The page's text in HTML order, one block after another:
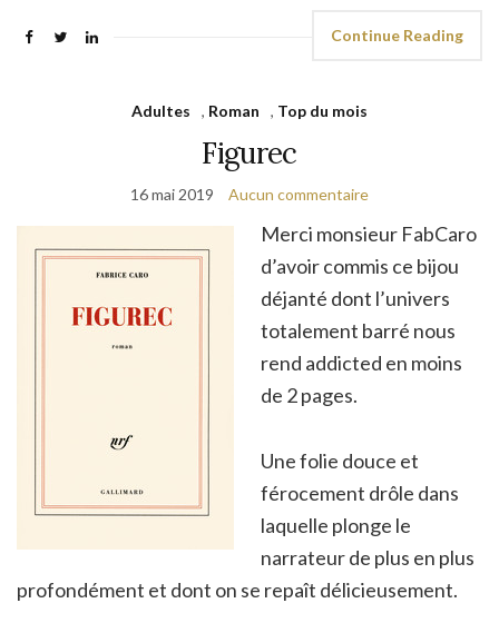
Continue Reading
Adultes , Roman , Top du mois
Figurec
16 mai 2019 Aucun commentaire
Merci monsieur FabCaro
d’avoir commis ce bijou
déjanté dont l’univers
totalement barré nous
rend addicted en moins
de 2 pages.
Une folie douce et
férocement drôle dans
laquelle plonge le
narrateur de plus en plus
profondément et dont on se repaît délicieusement.